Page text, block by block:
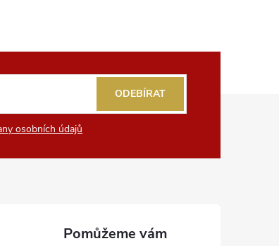
osobních údajů
ODEBÍRAT